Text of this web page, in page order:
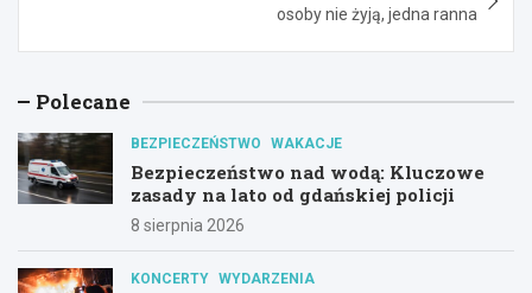
osoby nie żyją, jedna ranna
Polecane
BEZPIECZEŃSTWO WAKACJE
Bezpieczeństwo nad wodą: Kluczowe
zasady na lato od gdańskiej policji
8 sierpnia 2026
KONCERTY WYDARZENIA